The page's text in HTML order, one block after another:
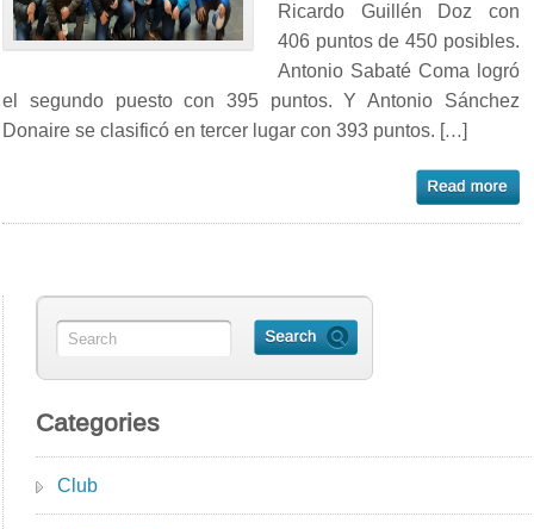
Ricardo Guillén Doz con
406 puntos de 450 posibles.
Antonio Sabaté Coma logró
el segundo puesto con 395 puntos. Y Antonio Sánchez
Donaire se clasificó en tercer lugar con 393 puntos. […]
Categories
Club